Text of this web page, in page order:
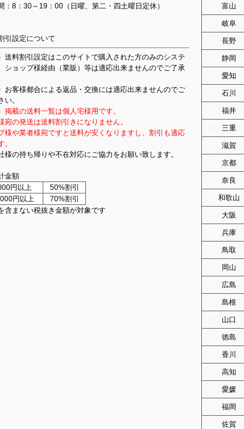
：8：30～19：00（日曜、第二・四土曜日定休）
引設定について
送料割引設定はこのサイトで購入された方のみのシステ
ショップ様経由（業販）等は適応出来ませんのでご了承
お客様都合による返品・交換には適応出来ませんのでご
い。
掲載の送料一覧は個人宅様用です。
宛の発送は送料割引きになりません。
様や業者様宛ですと送料が安くなりますし、割引も適応
。
様の持ち帰りや不在対応にご協力をお願い致します。
金額
円以上
50%割引
円以上
70%割引
含まない税抜き金額が対象です
富山
岐阜
長野
静岡
愛知
石川
福井
三重
滋賀
京都
奈良
和歌山
大阪
兵庫
鳥取
岡山
広島
島根
山口
徳島
香川
高知
愛媛
福岡
佐賀